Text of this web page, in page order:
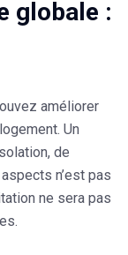
globale :
améliorer
Un
de
n’est pas
ne sera pas